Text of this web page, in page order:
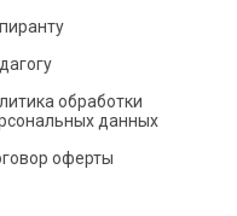
обработки
данных
оферты